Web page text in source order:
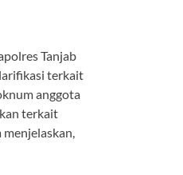
Tanjab
terkait
anggota
terkait